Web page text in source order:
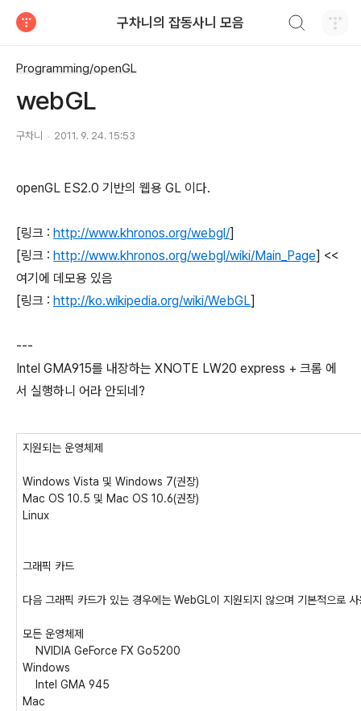
구차니의 잡동사니 모음
Programming/openGL
webGL
구차니 2011. 9. 24. 15:53
openGL ES2.0 기반의 웹용 GL 이다.
[링크 : http://www.khronos.org/webgl/]
[링크 : http://www.khronos.org/webgl/wiki/Main_Page] <<
여기에 데모용 있음
[링크 : http://ko.wikipedia.org/wiki/WebGL]
---
Intel GMA915를 내장하는 XNOTE LW20 express + 크롬 에
서 실행하니 어라 안되네?
지원되는 운영체제
Windows Vista 및 Windows 7(권장)
Mac OS 10.5 및 Mac OS 10.6(권장)
Linux
그래픽 카드
다음 그래픽 카드가 있는 경우에는 WebGL이 지원되지 않으며 기본적으로
모든 운영체제
NVIDIA GeForce FX Go5200
Windows
Intel GMA 945
Mac